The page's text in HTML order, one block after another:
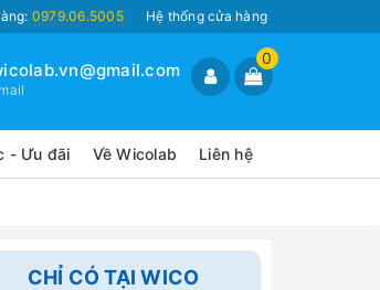
0979.06.5005 Hệ thống cửa hàng
0
- Ưu đãi Về Wicolab Liên hệ
CHỈ CÓ TẠI WICO